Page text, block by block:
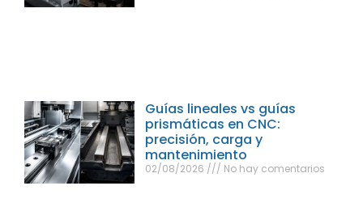
Guías lineales vs guías
prismáticas en CNC:
precisión, carga y
mantenimiento
02/08/2026 No hay comentarios